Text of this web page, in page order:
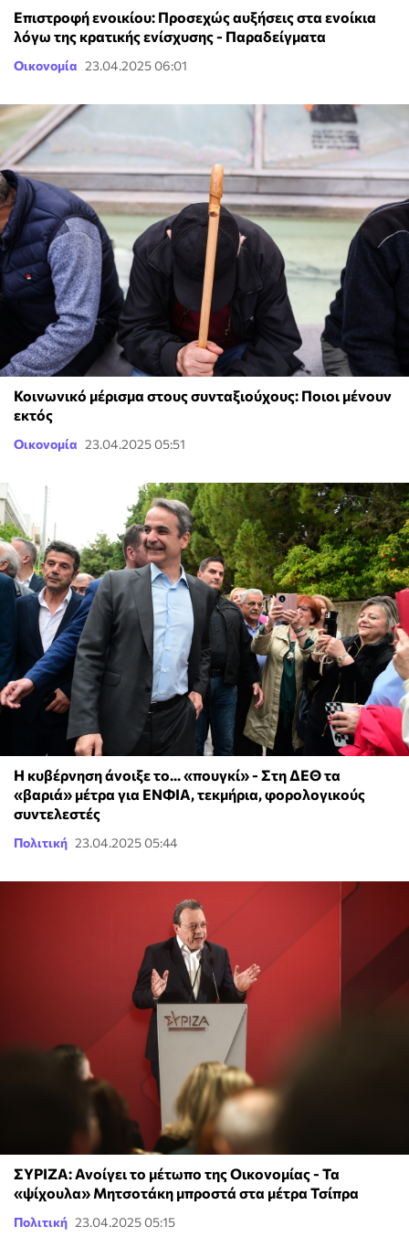
Επιστροφή ενοικίου: Προσεχώς αυξήσεις στα ενοίκια
λόγω της κρατικής ενίσχυσης - Παραδείγματα
Οικονομία 23.04.2025 06:01
Κοινωνικό μέρισμα στους συνταξιούχους: Ποιοι μένουν
εκτός
Οικονομία 23.04.2025 05:51
Η κυβέρνηση άνοιξε το... «πουγκί» - Στη ΔΕΘ τα
«βαριά» μέτρα για ΕΝΦΙΑ, τεκμήρια, φορολογικούς
συντελεστές
Πολιτική 23.04.2025 05:44
ΣΥΡΙΖΑ: Ανοίγει το μέτωπο της Οικονομίας - Τα
«ψίχουλα» Μητσοτάκη μπροστά στα μέτρα Τσίπρα
Πολιτική 23.04.2025 05:15